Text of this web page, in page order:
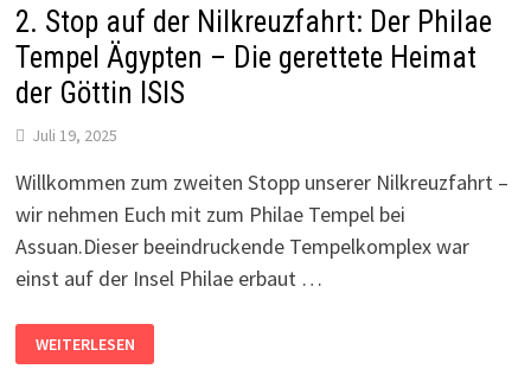
2. Stop auf der Nilkreuzfahrt: Der Philae
Tempel Ägypten – Die gerettete Heimat
der Göttin ISIS
Juli 19, 2025
Willkommen zum zweiten Stopp unserer Nilkreuzfahrt –
wir nehmen Euch mit zum Philae Tempel bei
Assuan.Dieser beeindruckende Tempelkomplex war
einst auf der Insel Philae erbaut …
STOP
AUF
WEITERLESEN